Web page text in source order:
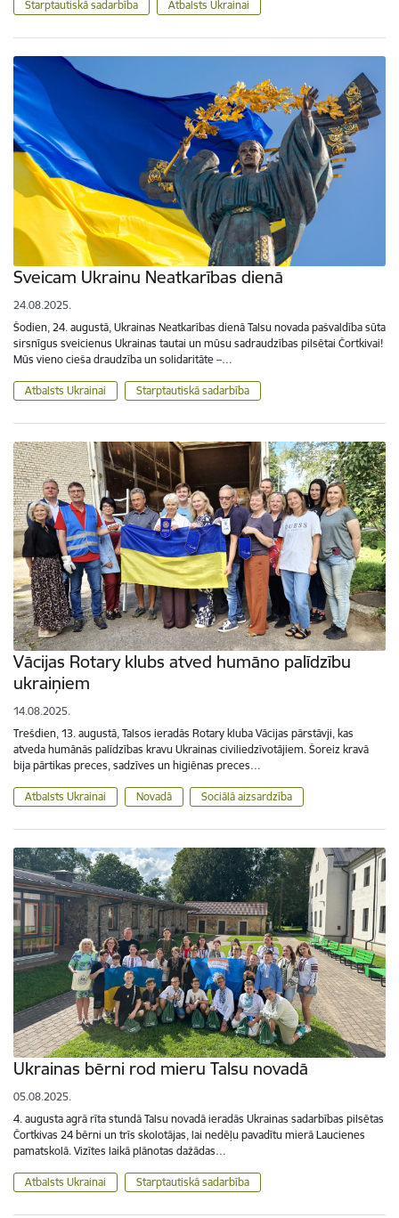
Starptautiskā sadarbība Atbalsts Ukrainai
Sveicam Ukrainu Neatkarības dienā
24.08.2025.
Šodien, 24. augustā, Ukrainas Neatkarības dienā Talsu novada pašvaldība sūta
sirsnīgus sveicienus Ukrainas tautai un mūsu sadraudzības pilsētai Čortkivai!
Mūs vieno cieša draudzība un solidaritāte –…
Atbalsts Ukrainai Starptautiskā sadarbība
Vācijas Rotary klubs atved humāno palīdzību
ukraiņiem
14.08.2025.
Trešdien, 13. augustā, Talsos ieradās Rotary kluba Vācijas pārstāvji, kas
atveda humānās palīdzības kravu Ukrainas civiliedzīvotājiem. Šoreiz kravā
bija pārtikas preces, sadzīves un higiēnas preces…
Atbalsts Ukrainai Novadā Sociālā aizsardzība
Ukrainas bērni rod mieru Talsu novadā
05.08.2025.
4. augusta agrā rīta stundā Talsu novadā ieradās Ukrainas sadarbības pilsētas
Čortkivas 24 bērni un trīs skolotājas, lai nedēļu pavadītu mierā Laucienes
pamatskolā. Vizītes laikā plānotas dažādas…
Atbalsts Ukrainai Starptautiskā sadarbība